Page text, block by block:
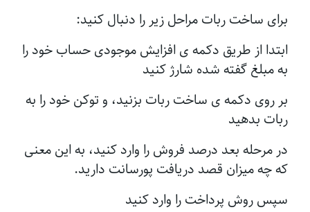
برای ساخت ربات مراحل زیر را دنبال کنید:
ابتدا از طریق دکمه ی افزایش موجودی حساب خود را
به مبلغ گفته شده شارژ کنید
بر روی دکمه ی ساخت ربات بزنید، و توکن خود را به
ربات بدهید
در مرحله بعد درصد فروش را وارد کنید، به این معنی
که چه میزان قصد دریافت پورسانت دارید.
سپس روش پرداخت را وارد کنید